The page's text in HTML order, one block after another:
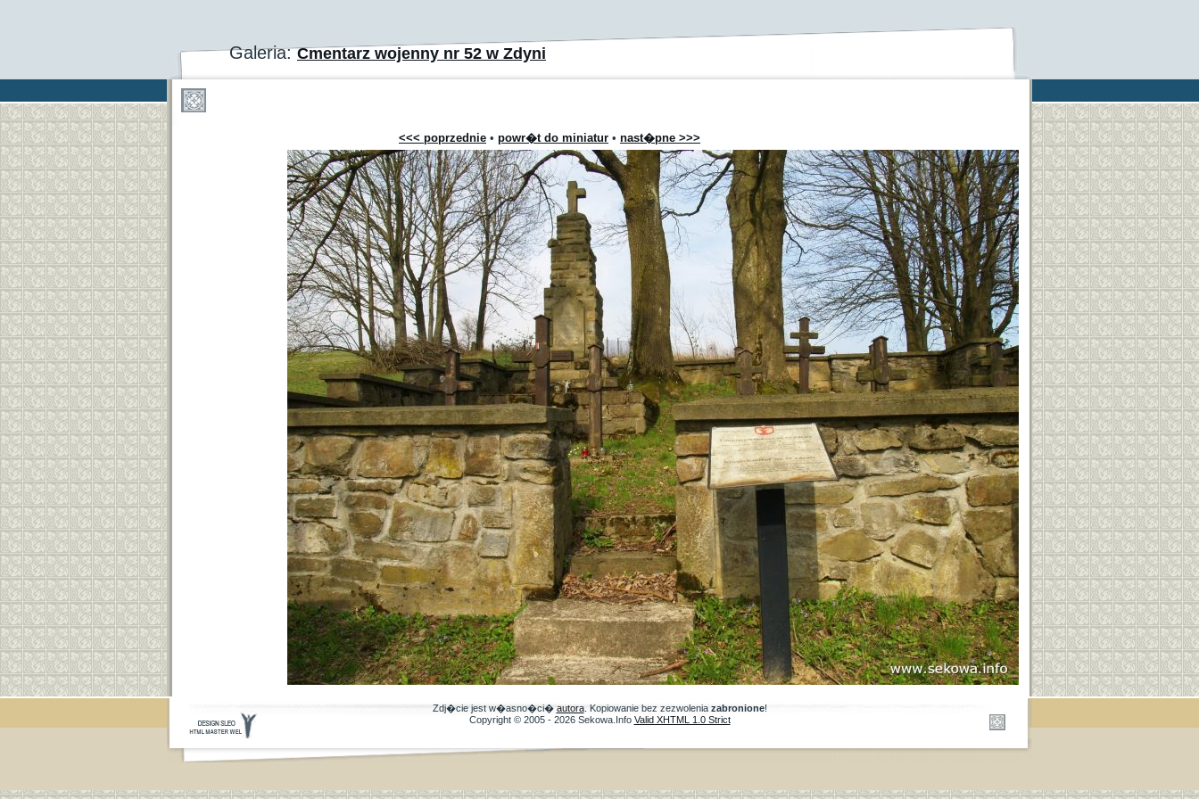
Galeria:Cmentarz wojenny nr 52 w Zdyni
<<< poprzednie • powr�t do miniatur • nast�pne >>>
Zdj�cie jest w�asno�ci� autora. Kopiowanie bez zezwolenia zabronione!
Copyright © 2005 - 2026 Sekowa.Info Valid XHTML 1.0 Strict